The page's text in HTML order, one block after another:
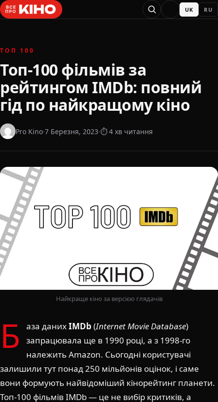
UK RU
ТОП 100
Топ-100 фільмів за
рейтингом IMDb: повний
гід по найкращому кіно
Pro Kino·7 Березня, 2023·⏱ 4 хв читання
Найкраще кіно за версією глядачів
Б аза данихIMDb (Internet Movie Database)
запрацювала ще в 1990 році, а з 1998-го
належить Amazon. Сьогодні користувачі
залишили тут понад 250 мільйонів оцінок, і саме
вони формують найвідоміший кінорейтинг планети.
Топ-100 фільмів IMDb — це не вибір критиків, а